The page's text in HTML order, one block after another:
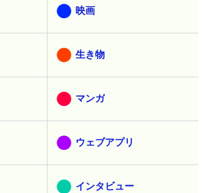
映画
生き物
マンガ
ウェブアプリ
インタビュー